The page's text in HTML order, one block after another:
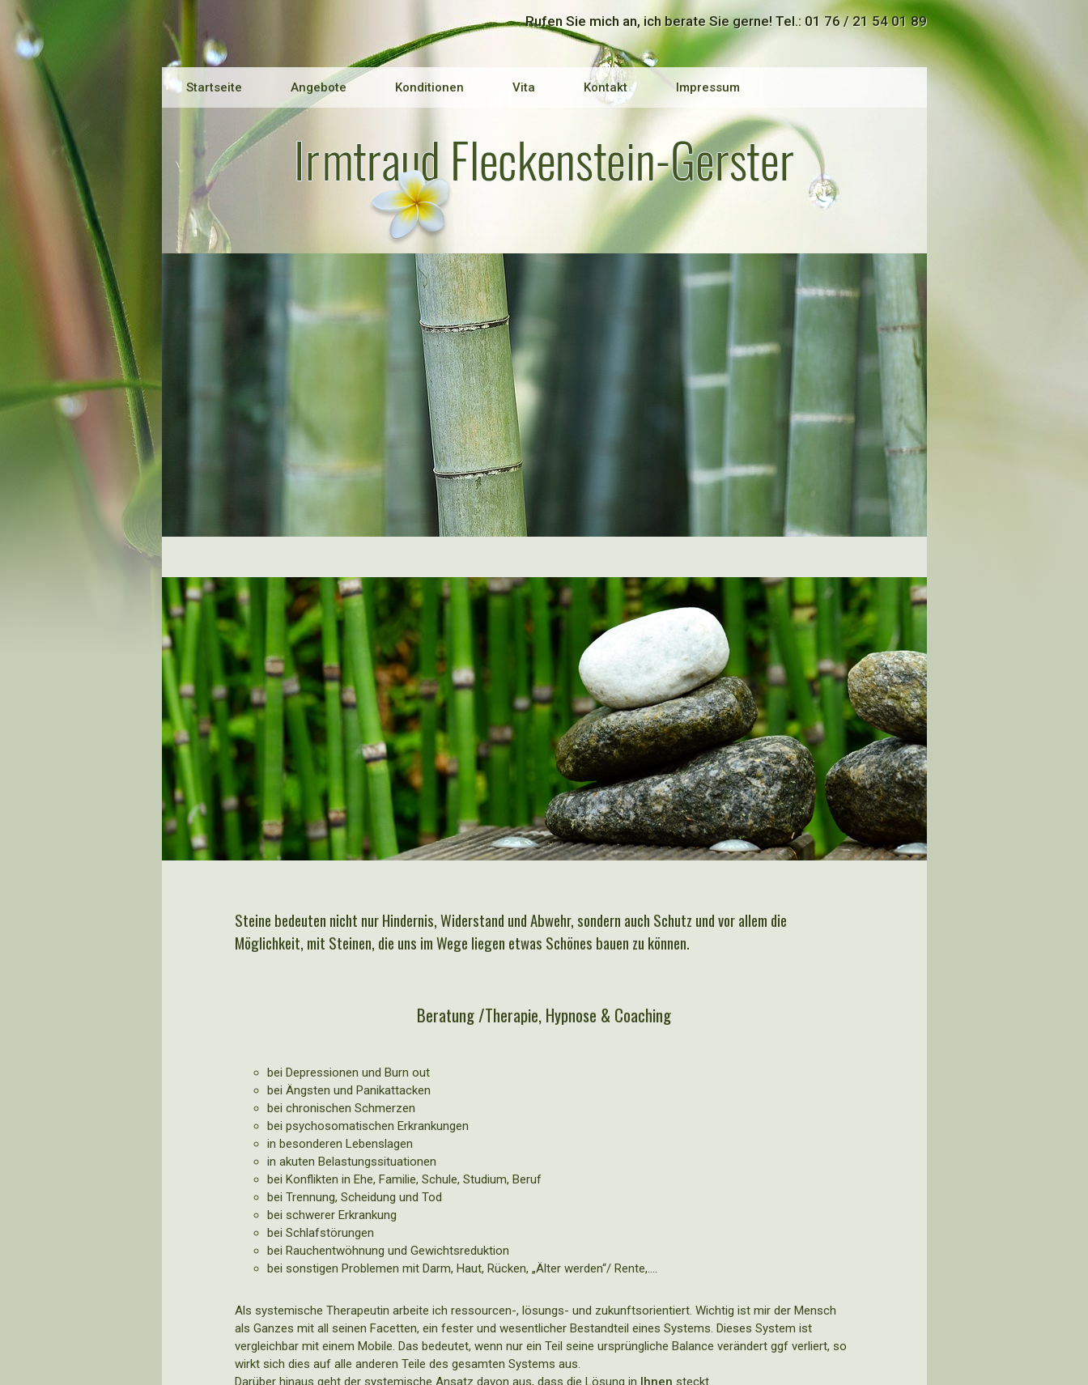
Rufen Sie mich an, ich berate Sie gerne! Tel.: 01 76 / 21 54 01 89
Startseite Angebote Konditionen Vita Kontakt Impressum
Steine bedeuten nicht nur Hindernis, Widerstand und Abwehr, sondern auch Schutz und vor allem die
Möglichkeit, mit Steinen, die uns im Wege liegen etwas Schönes bauen zu können.
Beratung /Therapie, Hypnose & Coaching
bei Depressionen und Burn out
bei Ängsten und Panikattacken
bei chronischen Schmerzen
bei psychosomatischen Erkrankungen
in besonderen Lebenslagen
in akuten Belastungssituationen
bei Konflikten in Ehe, Familie, Schule, Studium, Beruf
bei Trennung, Scheidung und Tod
bei schwerer Erkrankung
bei Schlafstörungen
bei Rauchentwöhnung und Gewichtsreduktion
bei sonstigen Problemen mit Darm, Haut, Rücken, „Älter werden“/ Rente,….
Als systemische Therapeutin arbeite ich ressourcen-, lösungs- und zukunftsorientiert. Wichtig ist mir der Mensch
als Ganzes mit all seinen Facetten, ein fester und wesentlicher Bestandteil eines Systems. Dieses System ist
vergleichbar mit einem Mobile. Das bedeutet, wenn nur ein Teil seine ursprüngliche Balance verändert ggf verliert, so
wirkt sich dies auf alle anderen Teile des gesamten Systems aus.
Darüber hinaus geht der systemische Ansatz davon aus, dass die Lösung in Ihnen steckt.